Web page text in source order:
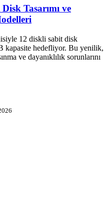
Tasarımı ve
12 diskli sabit disk
kapasite hedefliyor. Bu yenilik,
ve dayanıklılık sorunlarını